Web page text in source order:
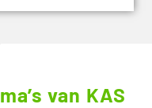
van KAS